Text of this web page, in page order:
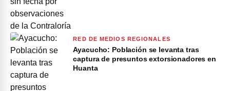
RED DE MEDIOS REGIONALES
Ayacucho: Población se levanta tras
captura de presuntos extorsionadores en
Huanta